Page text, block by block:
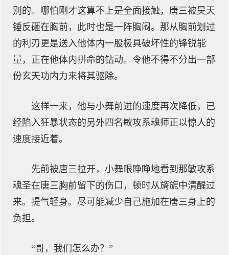
别的。哪怕刚才这算不上是全面接触，唐三被昊天
锤反砸在胸前，此时也是一阵胸闷。那从胸前划过
的利刃更是送入他体内一股极具破坏性的锋锐能
量，正在他体内拼命的钻动。令他不得不分出一部
份玄天功内力来将其驱除。
这样一来，他与小舞前进的速度再次降低，已
经陷入狂暴状态的另外四名敏攻系魂师正以惊人的
速度接近着。
先前被唐三拉开，小舞眼睁睁地看到那敏攻系
魂圣在唐三胸前留下的伤口，顿时从旖旎中清醒过
来。提气轻身。尽可能减少自己施加在唐三身上的
负担。
“哥，我们怎么办？”